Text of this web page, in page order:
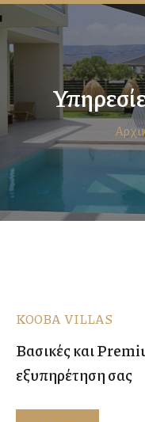
KOOBA VILLAS
Βασικές και
εξυπηρέτηση σας